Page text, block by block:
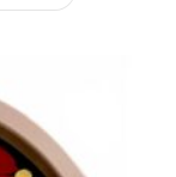
récent